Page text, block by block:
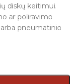
diskų keitimui.
ar poliravimo
pneumatinio